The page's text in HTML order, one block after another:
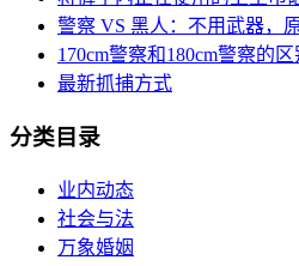
警察 VS 黑人：不用武器，
170cm警察和180cm警察的区
最新抓捕方式
分类目录
业内动态
社会与法
万象婚姻